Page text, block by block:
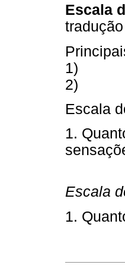
Escala
1)
2)
Escala
1.
Escala
1.